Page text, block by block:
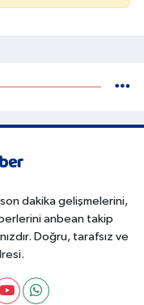
dakika gelişmelerini,
anbean takip
Doğru, tarafsız ve